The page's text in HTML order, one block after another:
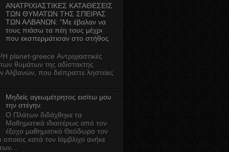
ΑΝΑΤΡΙΧΙΑΣΤΙΚΕΣ ΚΑΤΑΘΕΣΕΙΣ
ΤΩΝ ΘΥΜΑΤΩΝ ΤΗΣ ΣΠΕΙΡΑΣ
ΤΩΝ ΑΛΒΑΝΩΝ: "Με έβαλαν να
τους πιάσω τα πέη τους μέχρι
που εκσπερμάτισαν στο στήθος
greece Αντριχιαστικές
των θυμάτων της αδίστακτης
Αλβανών, που διέπραττε ληστείες
Μηδείς αγεωμέτρητος εισίτω μου
την στέγην.
O Πλάτων διδάχθηκε τα
Μαθηματικά ιδιαιτέρως από τον
έξοχο μαθηματικό Θεόδωρο τον
κατά τον Ιάμβλιχο ανήκε